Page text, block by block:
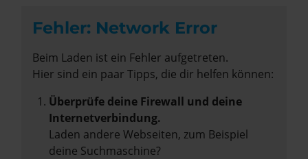
Fehler: Network Error
Beim Laden ist ein Fehler aufgetreten.
Hier sind ein paar Tipps, die dir helfen können:
Überprüfe deine Firewall und deine
Internetverbindung.
Laden andere Webseiten, zum Beispiel
deine Suchmaschine?